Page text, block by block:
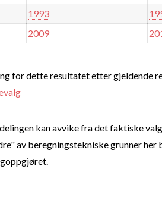
1993
2009
for dette resultatet etter gjeldende
kan avvike fra det faktiske
av beregningstekniske grunner